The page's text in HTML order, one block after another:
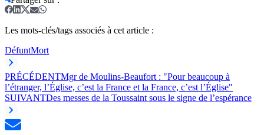
Les mots-clés/tags associés à cet article :
DéfuntMort
PRÉCÉDENTMgr de Moulins-Beaufort : "Pour beaucoup à
l’étranger, l’Église, c’est la France et la France, c’est l’Église"
SUIVANTDes messes de la Toussaint sous le signe de l’espérance